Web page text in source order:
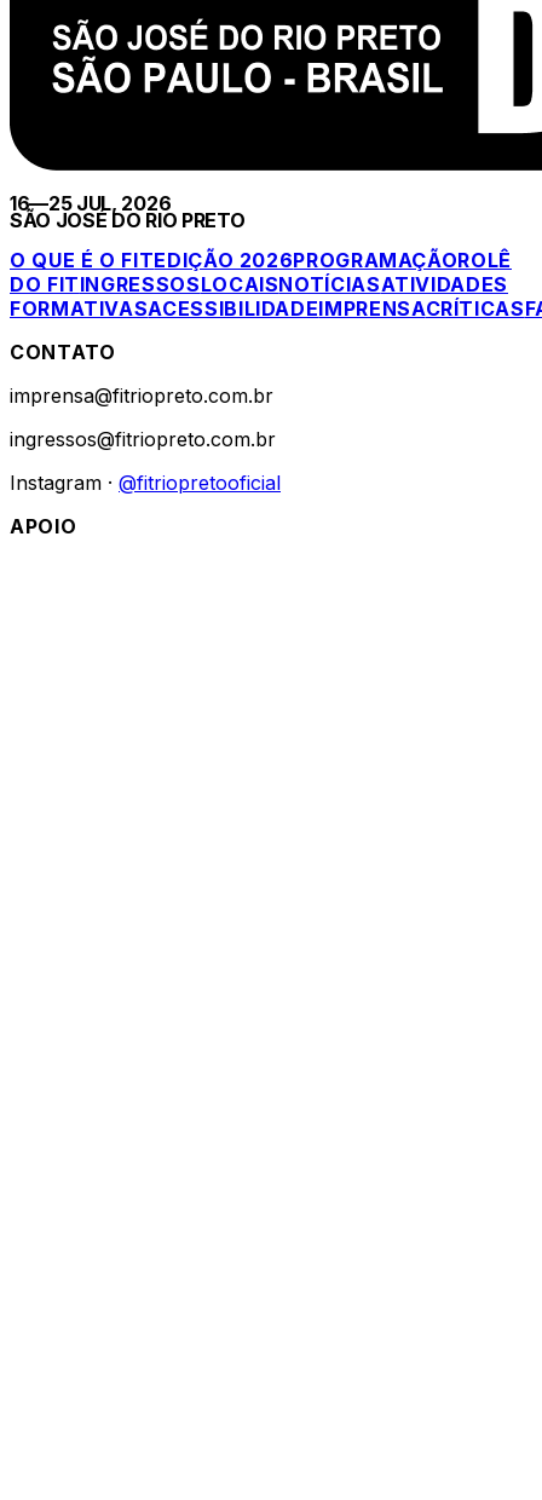
16—25 JUL, 2026
SÃO JOSÉ DO RIO PRETO
O QUE É O FITEDIÇÃO 2026PROGRAMAÇÃOROLÊ
DO FITINGRESSOSLOCAISNOTÍCIASATIVIDADES
FORMATIVASACESSIBILIDADEIMPRENSACRÍTICAS
CONTATO
imprensa@fitriopreto.com.br
ingressos@fitriopreto.com.br
Instagram · @fitriopretooficial
APOIO